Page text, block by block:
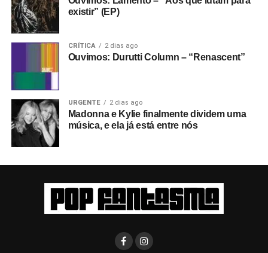
existir” (EP)
CRÍTICA 2 dias ago
Ouvimos: Durutti Column – “Renascent”
URGENTE 2 dias ago
Madonna e Kylie finalmente dividem uma
música, e ela já está entre nós